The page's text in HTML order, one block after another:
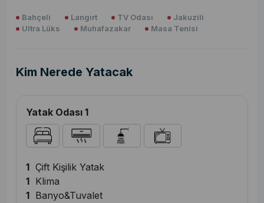
Bahçeli Langırt TV Odası
Jakuzili
Ultra Lüks
Muhafazakar Masa Tenisi
Kim Nerede Yatacak
Yatak Odası 1
1 Çift Kişilik Yatak
1 Klima
1 Banyo&Tuvalet